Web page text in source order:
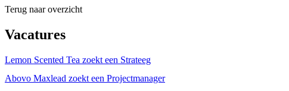
Terug naar overzicht
Vacatures
Lemon Scented Tea zoekt een Strateeg
Abovo Maxlead zoekt een Projectmanager